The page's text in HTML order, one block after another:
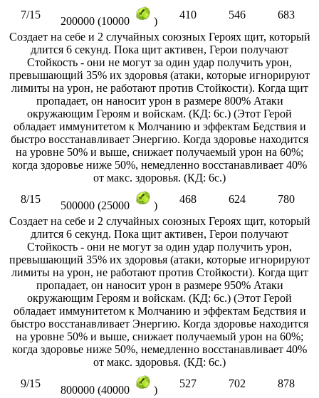
7/15
200000 (10000 )
410 546
683
Создает на себе и 2 случайных союзных Героях щит, который
длится 6 секунд. Пока щит активен, Герои получают
Стойкость - они не могут за один удар получить урон,
превышающий 35% их здоровья (атаки, которые игнорируют
лимиты на урон, не работают против Стойкости). Когда щит
пропадает, он наносит урон в размере 800% Атаки
окружающим Героям и войскам. (КД: 6с.) (Этот Герой
обладает иммунитетом к Молчанию и эффектам Бедствия и
быстро восстанавливает Энергию. Когда здоровье находится
на уровне 50% и выше, снижает получаемый урон на 60%;
когда здоровье ниже 50%, немедленно восстанавливает 40%
от макс. здоровья. (КД: 6с.)
8/15
500000 (25000 )
468 624
780
Создает на себе и 2 случайных союзных Героях щит, который
длится 6 секунд. Пока щит активен, Герои получают
Стойкость - они не могут за один удар получить урон,
превышающий 35% их здоровья (атаки, которые игнорируют
лимиты на урон, не работают против Стойкости). Когда щит
пропадает, он наносит урон в размере 950% Атаки
окружающим Героям и войскам. (КД: 6с.) (Этот Герой
обладает иммунитетом к Молчанию и эффектам Бедствия и
быстро восстанавливает Энергию. Когда здоровье находится
на уровне 50% и выше, снижает получаемый урон на 60%;
когда здоровье ниже 50%, немедленно восстанавливает 40%
от макс. здоровья. (КД: 6с.)
9/15
800000 (40000 )
527 702
878